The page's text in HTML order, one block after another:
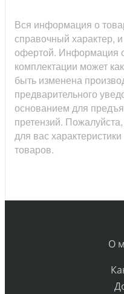
Вся информация о
справочный характер,
офертой. Информация о
комплектации может
быть изменена
предварительного
основанием для
претензий.
для вас
товаров.
О